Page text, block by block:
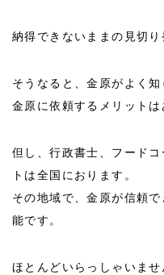
納得できないままの見切り
そうなると、金原がよく
金原に依頼するメリットは
但し、行政書士、フード
トは全国におります。
その地域で、金原が信頼
能です。
ほとんどいらっしゃいま